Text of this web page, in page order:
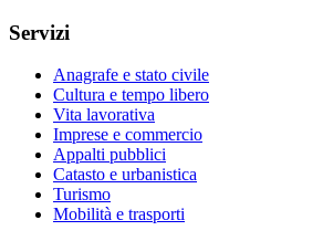
Servizi
Anagrafe e stato civile
Cultura e tempo libero
Vita lavorativa
Imprese e commercio
Appalti pubblici
Catasto e urbanistica
Turismo
Mobilità e trasporti